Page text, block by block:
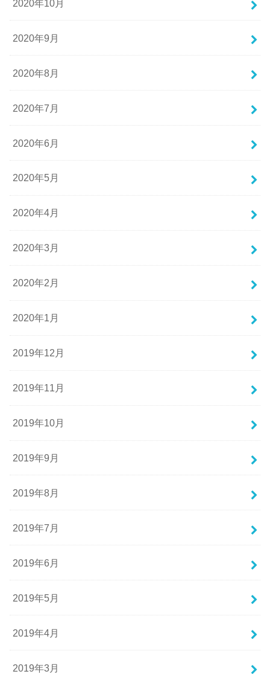
2020年10月
2020年9月
2020年8月
2020年7月
2020年6月
2020年5月
2020年4月
2020年3月
2020年2月
2020年1月
2019年12月
2019年11月
2019年10月
2019年9月
2019年8月
2019年7月
2019年6月
2019年5月
2019年4月
2019年3月